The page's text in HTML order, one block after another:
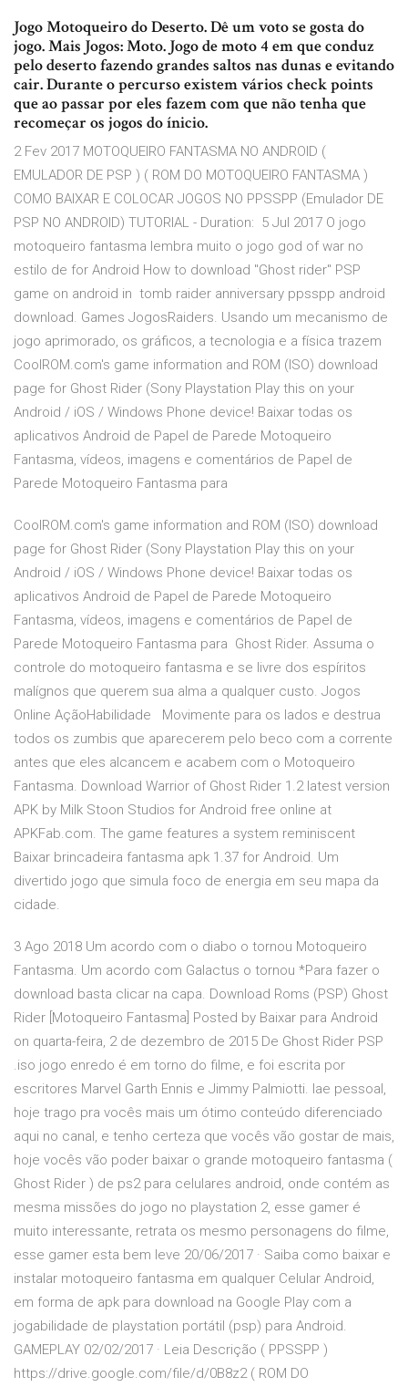
Jogo Motoqueiro do Deserto. Dê um voto se gosta do
jogo. Mais Jogos: Moto. Jogo de moto 4 em que conduz
pelo deserto fazendo grandes saltos nas dunas e evitando
cair. Durante o percurso existem vários check points
que ao passar por eles fazem com que não tenha que
recomeçar os jogos do ínicio.
2 Fev 2017 MOTOQUEIRO FANTASMA NO ANDROID (
EMULADOR DE PSP ) ( ROM DO MOTOQUEIRO FANTASMA )
COMO BAIXAR E COLOCAR JOGOS NO PPSSPP (Emulador DE
PSP NO ANDROID) TUTORIAL - Duration: 5 Jul 2017 O jogo
motoqueiro fantasma lembra muito o jogo god of war no
estilo de for Android How to download "Ghost rider" PSP
game on android in tomb raider anniversary ppsspp android
download. Games JogosRaiders. Usando um mecanismo de
jogo aprimorado, os gráficos, a tecnologia e a física trazem
CoolROM.com's game information and ROM (ISO) download
page for Ghost Rider (Sony Playstation Play this on your
Android / iOS / Windows Phone device! Baixar todas os
aplicativos Android de Papel de Parede Motoqueiro
Fantasma, vídeos, imagens e comentários de Papel de
Parede Motoqueiro Fantasma para
CoolROM.com's game information and ROM (ISO) download
page for Ghost Rider (Sony Playstation Play this on your
Android / iOS / Windows Phone device! Baixar todas os
aplicativos Android de Papel de Parede Motoqueiro
Fantasma, vídeos, imagens e comentários de Papel de
Parede Motoqueiro Fantasma para Ghost Rider. Assuma o
controle do motoqueiro fantasma e se livre dos espíritos
malígnos que querem sua alma a qualquer custo. Jogos
Online AçãoHabilidade Movimente para os lados e destrua
todos os zumbis que aparecerem pelo beco com a corrente
antes que eles alcancem e acabem com o Motoqueiro
Fantasma. Download Warrior of Ghost Rider 1.2 latest version
APK by Milk Stoon Studios for Android free online at
APKFab.com. The game features a system reminiscent
Baixar brincadeira fantasma apk 1.37 for Android. Um
divertido jogo que simula foco de energia em seu mapa da
cidade.
3 Ago 2018 Um acordo com o diabo o tornou Motoqueiro
Fantasma. Um acordo com Galactus o tornou *Para fazer o
download basta clicar na capa. Download Roms (PSP) Ghost
Rider [Motoqueiro Fantasma] Posted by Baixar para Android
on quarta-feira, 2 de dezembro de 2015 De Ghost Rider PSP
.iso jogo enredo é em torno do filme, e foi escrita por
escritores Marvel Garth Ennis e Jimmy Palmiotti. Iae pessoal,
hoje trago pra vocês mais um ótimo conteúdo diferenciado
aqui no canal, e tenho certeza que vocês vão gostar de mais,
hoje vocês vão poder baixar o grande motoqueiro fantasma (
Ghost Rider ) de ps2 para celulares android, onde contém as
mesma missões do jogo no playstation 2, esse gamer é
muito interessante, retrata os mesmo personagens do filme,
esse gamer esta bem leve 20/06/2017 · Saiba como baixar e
instalar motoqueiro fantasma em qualquer Celular Android,
em forma de apk para download na Google Play com a
jogabilidade de playstation portátil (psp) para Android.
GAMEPLAY 02/02/2017 · Leia Descrição ( PPSSPP )
https://drive.google.com/file/d/0B8z2 ( ROM DO